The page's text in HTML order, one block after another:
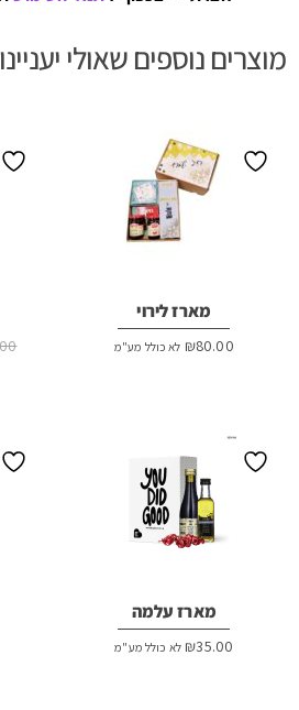
מוצרים נוספים שאולי
מארז לירוי
₪80.00 לא כולל מע"מ
מארז עלמה
₪35.00 לא כולל מע"מ